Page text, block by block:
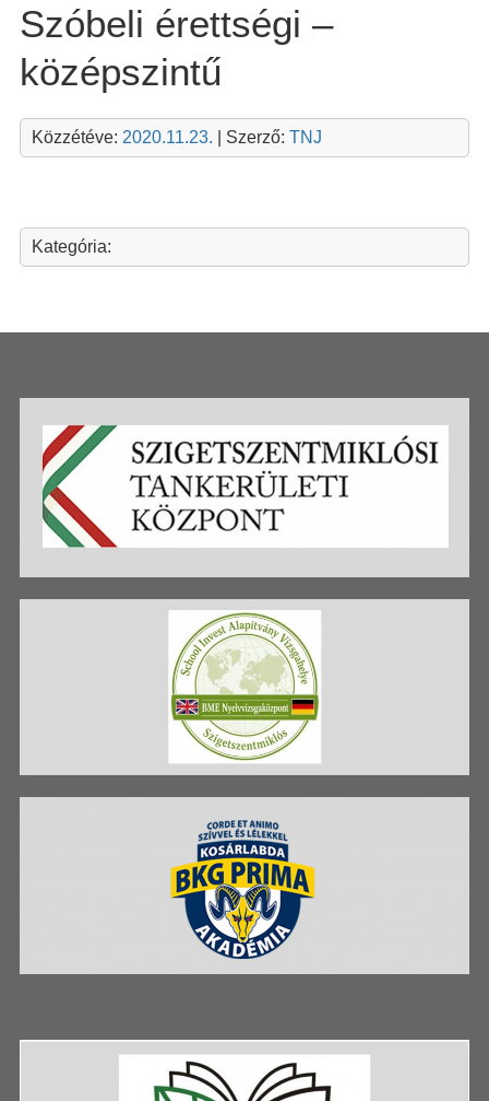
Szóbeli érettségi –
középszintű
Közzétéve: 2020.11.23. | Szerző: TNJ
Kategória: